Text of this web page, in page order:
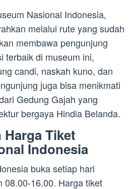
Nasional Indonesia,
melalui rute yang sudah
membawa pengunjung
terbaik di museum ini,
candi, naskah kuno, dan
juga bisa menikmati
Gedung Gajah yang
bergaya Hindia Belanda.
Tiket
Indonesia
buka setiap hari
08.00-16.00. Harga tiket